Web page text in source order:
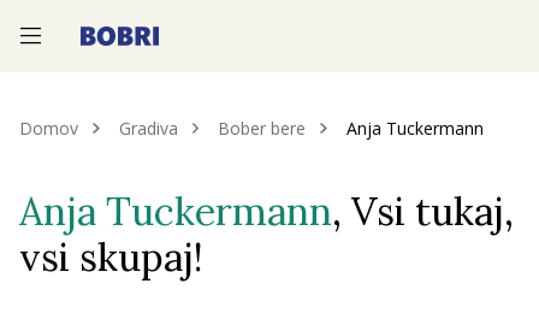
—
—
—
Domov Gradiva Bober bere Anja Tuckermann
Anja Tuckermann, Vsi tukaj,
vsi skupaj!